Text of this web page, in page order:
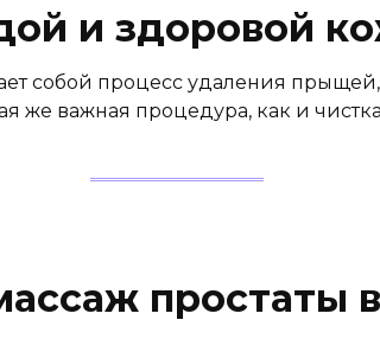
и здоровой
собой процесс удаления
же важная процедура, как и
простаты